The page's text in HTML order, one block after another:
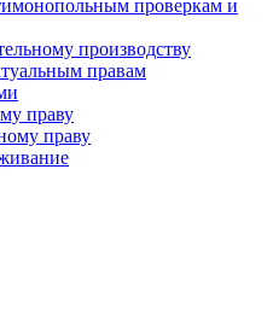
проверкам и
производству
правам
праву
праву